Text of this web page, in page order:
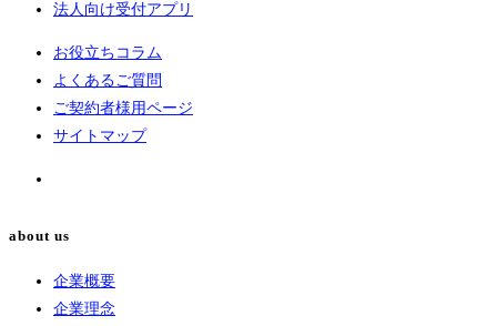
法人向け受付アプリ
お役立ちコラム
よくあるご質問
ご契約者様用ページ
サイトマップ
about us
企業概要
企業理念